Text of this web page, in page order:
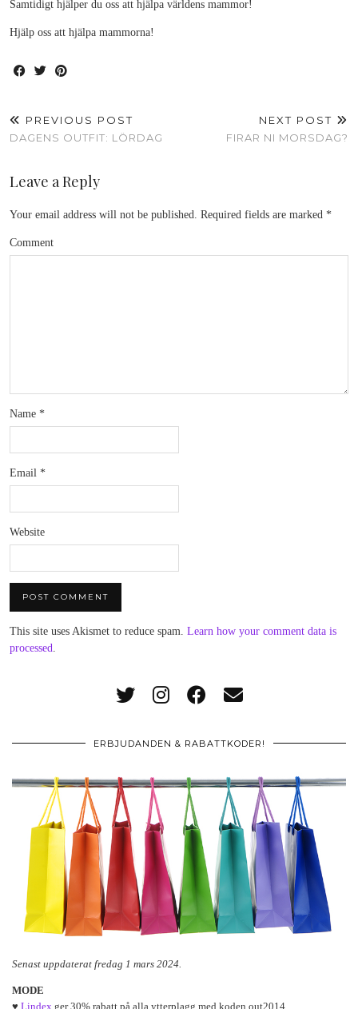
Samtidigt hjälper du oss att hjälpa världens mammor!
Hjälp oss att hjälpa mammorna!
PREVIOUS POST
DAGENS OUTFIT: LÖRDAG
NEXT POST
FIRAR NI MORSDAG?
Leave a Reply
Your email address will not be published. Required fields are marked *
Comment
Name *
Email *
Website
This site uses Akismet to reduce spam. Learn how your comment data is
processed.
ERBJUDANDEN & RABATTKODER!
Senast uppdaterat fredag 1 mars 2024.
MODE
♥ Lindex ger 30% rabatt på alla ytterplagg med koden out2014.